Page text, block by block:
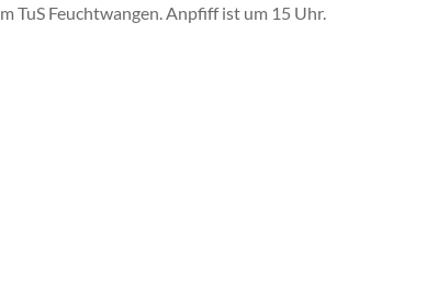
TuS Feuchtwangen. Anpfiff ist um 15 Uhr.